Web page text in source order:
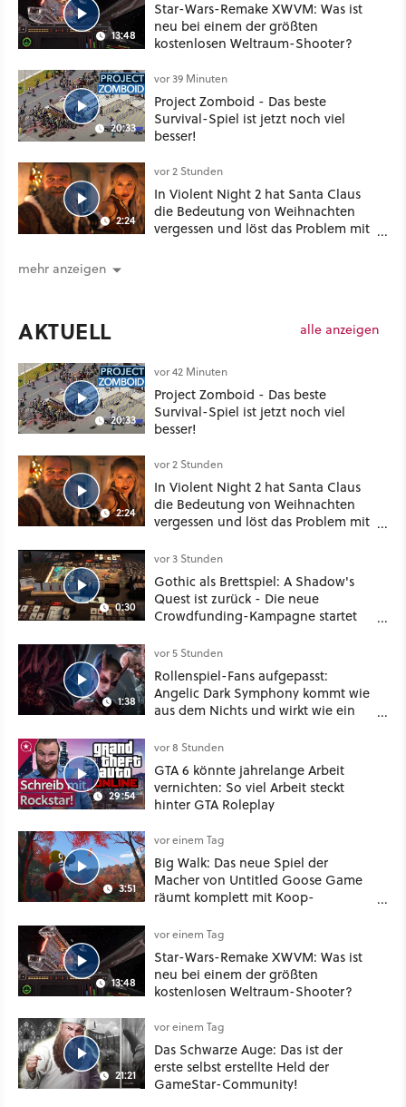
13:48
Star-Wars-Remake XWVM: Was ist
neu bei einem der größten
kostenlosen Weltraum-Shooter?
20:33
vor 39 Minuten
Project Zomboid - Das beste
Survival-Spiel ist jetzt noch viel
besser!
2:24
vor 2 Stunden
In Violent Night 2 hat Santa Claus
die Bedeutung von Weihnachten
vergessen und löst das Problem mit
mehr anzeigen
AKTUELL alle anzeigen
20:33
vor 42 Minuten
Project Zomboid - Das beste
Survival-Spiel ist jetzt noch viel
besser!
2:24
vor 2 Stunden
In Violent Night 2 hat Santa Claus
die Bedeutung von Weihnachten
vergessen und löst das Problem mit
0:30
vor 3 Stunden
Gothic als Brettspiel: A Shadow's
Quest ist zurück - Die neue
Crowdfunding-Kampagne startet
1:38
vor 5 Stunden
Rollenspiel-Fans aufgepasst:
Angelic Dark Symphony kommt wie
aus dem Nichts und wirkt wie ein
Mass Effect
29:54
vor 8 Stunden
GTA 6 könnte jahrelange Arbeit
vernichten: So viel Arbeit steckt
hinter GTA Roleplay
3:51
vor einem Tag
Big Walk: Das neue Spiel der
Macher von Untitled Goose Game
räumt komplett mit Koop-
13:48
vor einem Tag
Star-Wars-Remake XWVM: Was ist
neu bei einem der größten
kostenlosen Weltraum-Shooter?
21:21
vor einem Tag
Das Schwarze Auge: Das ist der
erste selbst erstellte Held der
GameStar-Community!